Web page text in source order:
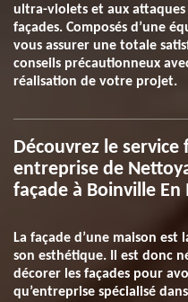
ultra-violets et aux
façades. Composés d’une
vous assurer une totale
conseils précautionneux
réalisation de votre projet.
Découvrez le
entreprise de
façade à Boinville
La façade d’une maison
son esthétique. Il est donc
décorer les façades pour
qu’entreprise spécialisé